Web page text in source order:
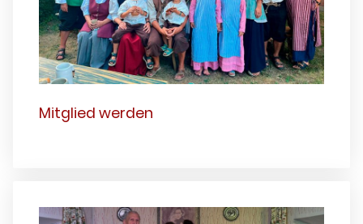
Mitglied werden